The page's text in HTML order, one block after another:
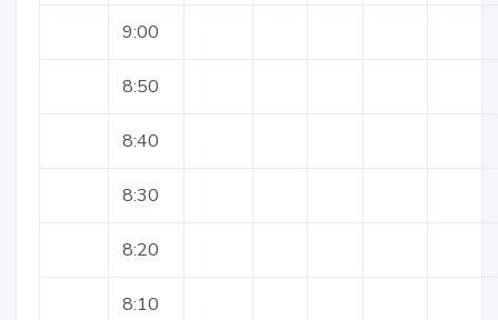
9:00
8:50
8:40
8:30
8:20
8:10